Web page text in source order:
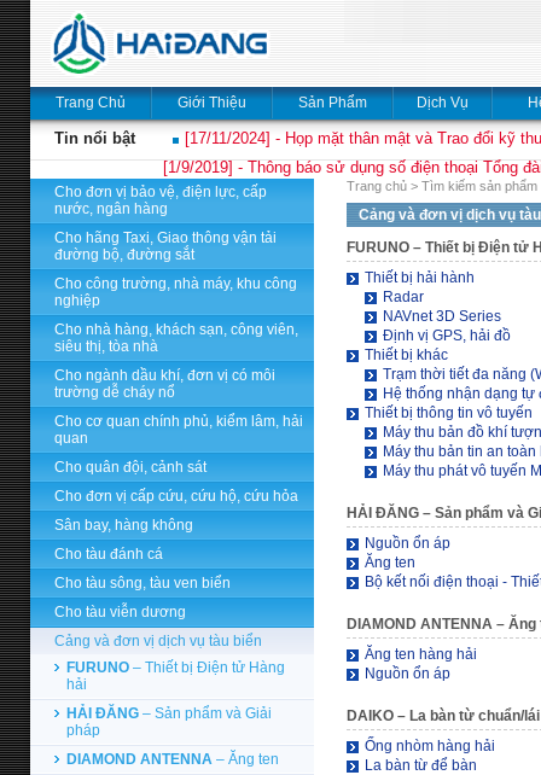
Trang Chủ Giới Thiệu Sản Phẩm Dịch Vụ
Tin nổi bật
[17/11/2024] - Họp mặt thân mật và Trao đổi kỹ
[1/9/2019] - Thông báo sử dụng số điện thoại Tổng
Cho đơn vị bảo vệ, điện lực, cấp
nước, ngân hàng
Cho hãng Taxi, Giao thông vận tải
đường bộ, đường sắt
Cho công trường, nhà máy, khu công
nghiệp
Cho nhà hàng, khách sạn, công viên,
siêu thị, tòa nhà
Cho ngành dầu khí, đơn vị có môi
trường dễ cháy nổ
Cho cơ quan chính phủ, kiểm lâm, hải
quan
Cho quân đội, cảnh sát
Cho đơn vị cấp cứu, cứu hộ, cứu hỏa
Sân bay, hàng không
Cho tàu đánh cá
Cho tàu sông, tàu ven biển
Cho tàu viễn dương
Cảng và đơn vị dịch vụ tàu biển
FURUNO – Thiết bị Điện tử Hàng
hải
HẢI ĐĂNG – Sản phẩm và Giải
pháp
DIAMOND ANTENNA – Ăng ten
Trang chủ > Tìm kiếm sản phẩm
Cảng và đơn vị dịch vụ
FURUNO – Thiết bị Điện tử
Thiết bị hải hành
Radar
NAVnet 3D Series
Định vị GPS, hải đồ
Thiết bị khác
Trạm thời tiết đa năng
Hệ thống nhận dạng tự
Thiết bị thông tin vô tuyến
Máy thu bản đồ khí
Máy thu bản tin an
Máy thu phát vô tuyến
HẢI ĐĂNG – Sản phẩm và
Nguồn ổn áp
Ăng ten
Bộ kết nối điện thoại -
DIAMOND ANTENNA – Ăng
Ăng ten hàng hải
Nguồn ổn áp
DAIKO – La bàn từ chuẩn/lái
Ống nhòm hàng hải
La bàn từ để bàn